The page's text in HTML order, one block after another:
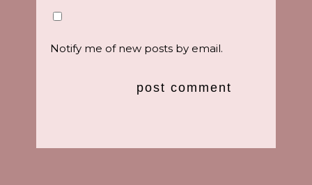
Notify me of new posts by email.